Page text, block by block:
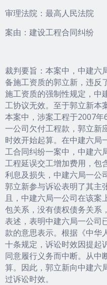
审理法院：最高人民法院
案由：建设工程合同纠纷
裁判要旨：本案中，中建六
备施工资质的郭立新，违反
施工资质的强制性规定，中
工协议无效。至于郭立新本
本案中，涉案工程于2007
一公司欠付工程款，郭立新
时效开始起算。在中建六局
工合同纠纷一案中，中建六
工程延误交工增加费用，包
利息及损失，中建六局一公
郭立新参与诉讼表明了其主
且，中建六局一公司在该案
包关系，没有债权债务关系
表述，表明中建六局一公司
款的意思表示。根据《中华
十条规定，诉讼时效因提起
同意履行义务而中断。从中
算。因此，郭立新向中建六
过诉讼时效。